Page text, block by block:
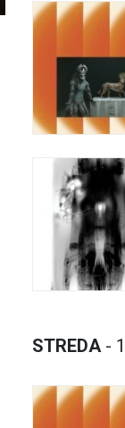
STREDA -